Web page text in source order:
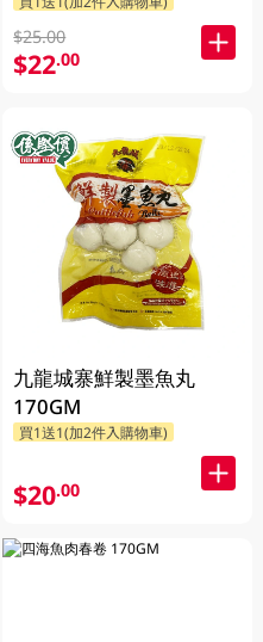
$25.00
$22.00
九龍城寨鮮製墨魚丸
170GM
買1送1(加2件入購物車)
$20.00